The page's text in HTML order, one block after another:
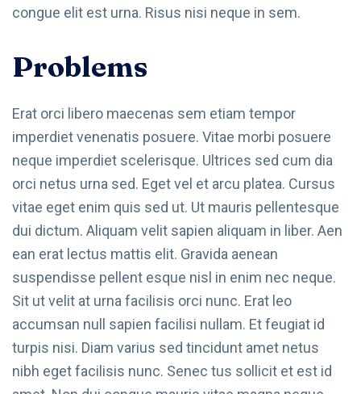
congue elit est urna. Risus nisi neque in sem.
Problems
Erat orci libero maecenas sem etiam tempor
imperdiet venenatis posuere. Vitae morbi posuere
neque imperdiet scelerisque. Ultrices sed cum dia
orci netus urna sed. Eget vel et arcu platea. Cursus
vitae eget enim quis sed ut. Ut mauris pellentesque
dui dictum. Aliquam velit sapien aliquam in liber. Aen
ean erat lectus mattis elit. Gravida aenean
suspendisse pellent esque nisl in enim nec neque.
Sit ut velit at urna facilisis orci nunc. Erat leo
accumsan null sapien facilisi nullam. Et feugiat id
turpis nisi. Diam varius sed tincidunt amet netus
nibh eget facilisis nunc. Senec tus sollicit et est id